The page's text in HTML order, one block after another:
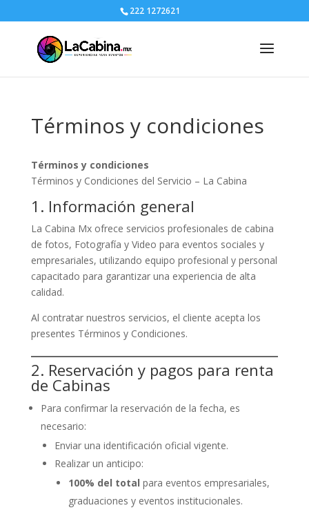
222 1272621
Términos y condiciones
Términos y condiciones
Términos y Condiciones del Servicio – La Cabina
1. Información general
La Cabina Mx ofrece servicios profesionales de cabina
de fotos, Fotografía y Video para eventos sociales y
empresariales, utilizando equipo profesional y personal
capacitado para garantizar una experiencia de alta
calidad.
Al contratar nuestros servicios, el cliente acepta los
presentes Términos y Condiciones.
2. Reservación y pagos para renta
de Cabinas
Para confirmar la reservación de la fecha, es
necesario:
Enviar una identificación oficial vigente.
Realizar un anticipo:
100% del total para eventos empresariales,
graduaciones y eventos institucionales.